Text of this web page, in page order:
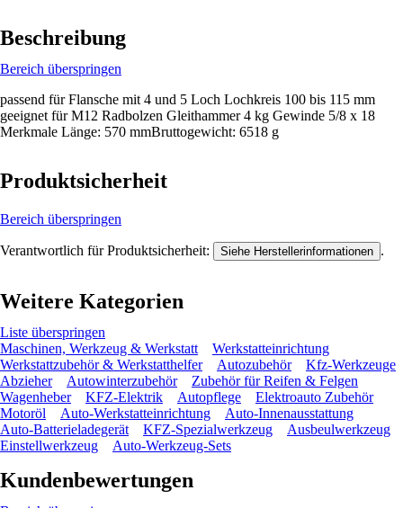
Beschreibung
Bereich überspringen
passend für Flansche mit 4 und 5 Loch Lochkreis 100 bis 115 mm
geeignet für M12 Radbolzen Gleithammer 4 kg Gewinde 5/8 x 18
Merkmale Länge: 570 mmBruttogewicht: 6518 g
Produktsicherheit
Bereich überspringen
Verantwortlich für Produktsicherheit: Siehe Herstellerinformationen .
Weitere Kategorien
Liste überspringen
Maschinen, Werkzeug & Werkstatt
Werkstatteinrichtung
Werkstattzubehör & Werkstatthelfer
Autozubehör
Kfz-Werkzeuge
Abzieher
Autowinterzubehör
Zubehör für Reifen & Felgen
Wagenheber
KFZ-Elektrik Autopflege
Elektroauto Zubehör
Motoröl
Auto-Werkstatteinrichtung
Auto-Innenausstattung
Auto-Batterieladegerät
KFZ-Spezialwerkzeug
Ausbeulwerkzeug
Einstellwerkzeug
Auto-Werkzeug-Sets
Kundenbewertungen